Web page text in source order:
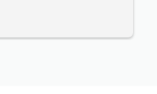
firma kan bestellen.